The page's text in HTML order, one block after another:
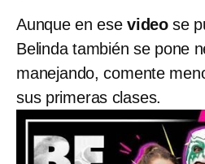
Aunque en ese videose
Belinda también se pone
manejando, comente
sus primeras clases.